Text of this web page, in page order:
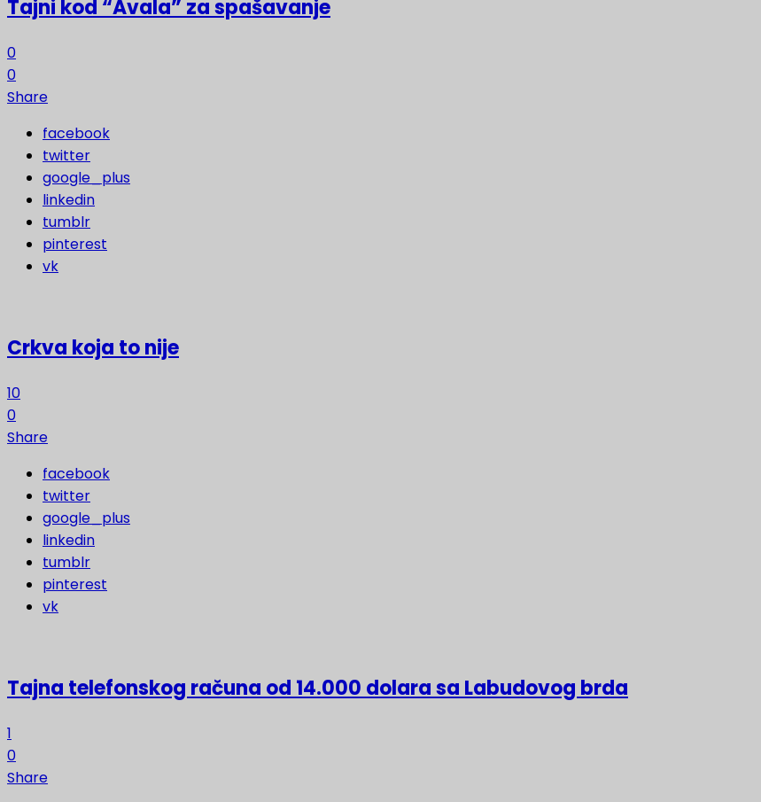
Tajni kod “Avala” za spašavanje
0
0
Share
facebook
twitter
google_plus
linkedin
tumblr
pinterest
vk
Crkva koja to nije
10
0
Share
facebook
twitter
google_plus
linkedin
tumblr
pinterest
vk
Tajna telefonskog računa od 14.000 dolara sa Labudovog brda
1
0
Share